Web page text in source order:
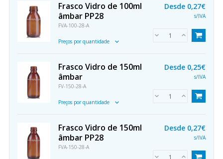
Frasco Vidro de 100ml
âmbar PP28
FVA-100-28-A
Preços por quantidade
Desde 0,27€
s/IVA
Frasco Vidro de 150ml
âmbar
FV-150-28-A
Preços por quantidade
Desde 0,25€
s/IVA
Frasco Vidro de 150ml
âmbar PP28
FVA-150-28-A
Desde 0,27€
s/IVA